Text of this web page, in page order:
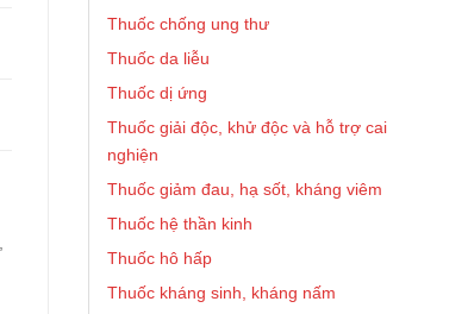
Thuốc chống ung thư
Thuốc da liễu
Thuốc dị ứng
Thuốc giải độc, khử độc và hỗ trợ cai
nghiện
Thuốc giảm đau, hạ sốt, kháng viêm
Thuốc hệ thần kinh
Thuốc hô hấp
Thuốc kháng sinh, kháng nấm